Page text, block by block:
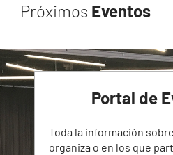
Próximos Eventos
Portal de
Toda la información
organiza o en los que